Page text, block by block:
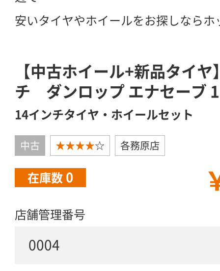
安いタイヤやホイールをお探しなら
【中古ホイール+新品タイ
チ ダンロップ エナセーブ
14インチタイヤ・ホイールセット
中古 ★★★★☆ 各務原店
在庫数 0
店舗管理番号
0004